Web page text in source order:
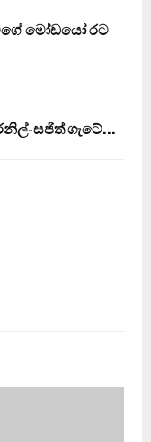
මෝඩයෝ රට
සජිත් ගැටේ…